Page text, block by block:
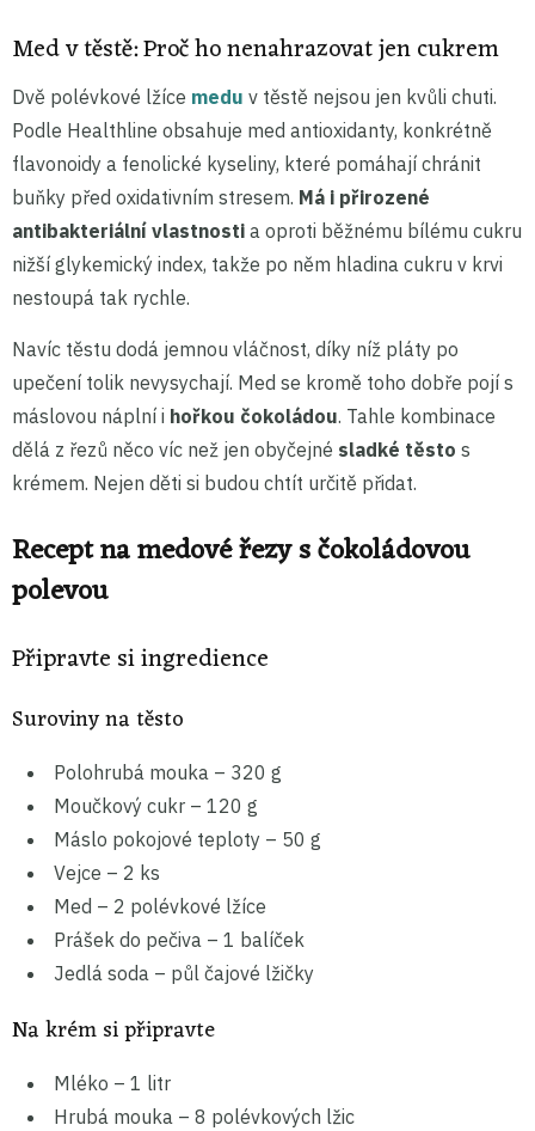
Med v těstě: Proč ho nenahrazovat jen cukrem
Dvě polévkové lžíce medu v těstě nejsou jen kvůli chuti.
Podle Healthline obsahuje med antioxidanty, konkrétně
flavonoidy a fenolické kyseliny, které pomáhají chránit
buňky před oxidativním stresem. Má i přirozené
antibakteriální vlastnosti a oproti běžnému bílému cukru
nižší glykemický index, takže po něm hladina cukru v krvi
nestoupá tak rychle.
Navíc těstu dodá jemnou vláčnost, díky níž pláty po
upečení tolik nevysychají. Med se kromě toho dobře pojí s
máslovou náplní i hořkou čokoládou. Tahle kombinace
dělá z řezů něco víc než jen obyčejné sladké těsto s
krémem. Nejen děti si budou chtít určitě přidat.
Recept na medové řezy s čokoládovou
polevou
Připravte si ingredience
Suroviny na těsto
Polohrubá mouka – 320 g
Moučkový cukr – 120 g
Máslo pokojové teploty – 50 g
Vejce – 2 ks
Med – 2 polévkové lžíce
Prášek do pečiva – 1 balíček
Jedlá soda – půl čajové lžičky
Na krém si připravte
Mléko – 1 litr
Hrubá mouka – 8 polévkových lžic